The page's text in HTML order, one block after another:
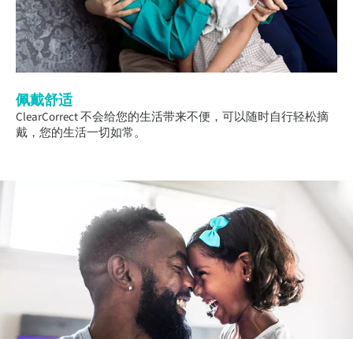
佩戴舒适
ClearCorrect 不会给您的生活带来不便，可以随时自行轻松摘
戴，您的生活一切如常。